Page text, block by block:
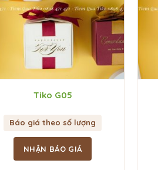
Tiko G05
Báo giá theo số lượng
NHẬN BÁO GIÁ